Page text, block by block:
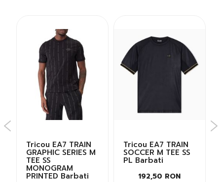
Tricou EA7 TRAIN
GRAPHIC SERIES M
TEE SS
MONOGRAM
PRINTED Barbati
Tricou EA7 TRAIN
SOCCER M TEE SS
PL Barbati
192,50 RON